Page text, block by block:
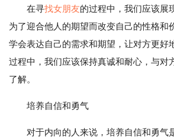
在寻找女朋友的过程中，我们应该展
为了迎合他人的期望而改变自己的性格和
学会表达自己的需求和期望，让对方更好
过程中，我们应该保持真诚和耐心，与对
了解。
培养自信和勇气
对于内向的人来说，培养自信和勇气